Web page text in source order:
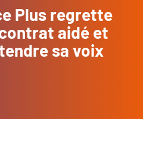
Plus regrette
aidé et
sa voix